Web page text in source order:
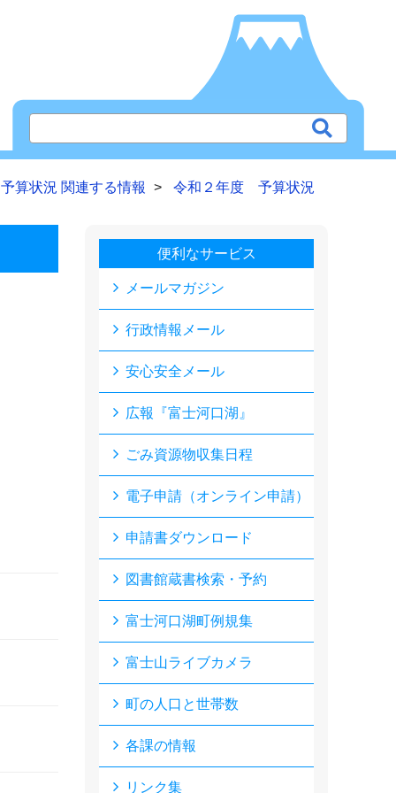
算状況 関連する情報 令和２年度 予算状況
便利なサービス
メールマガジン
行政情報メール
安心安全メール
広報『富士河口湖』
ごみ資源物収集日程
電子申請（オンライン申請）
申請書ダウンロード
図書館蔵書検索・予約
富士河口湖町例規集
富士山ライブカメラ
町の人口と世帯数
各課の情報
リンク集